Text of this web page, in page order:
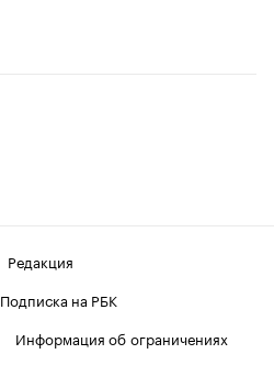
Редакция
Подписка на РБК
Информация об ограничениях